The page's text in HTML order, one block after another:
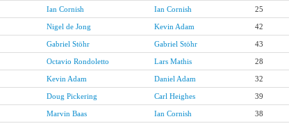
Ian Cornish Ian Cornish 25
Nigel de Jong Kevin Adam 42
Gabriel Stöhr Gabriel Stöhr 43
Octavio Rondoletto Lars Mathis 28
Kevin Adam Daniel Adam 32
Doug Pickering Carl Heighes 39
Marvin Baas Ian Cornish 38